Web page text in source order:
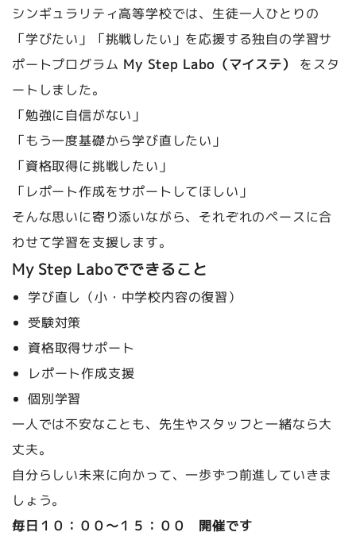
シンギュラリティ高等学校では、生徒一人ひとりの
「学びたい」「挑戦したい」を応援する独自の学習サ
ポートプログラム My Step Labo（マイステ） をスタ
ートしました。
「勉強に自信がない」
「もう一度基礎から学び直したい」
「資格取得に挑戦したい」
「レポート作成をサポートしてほしい」
そんな思いに寄り添いながら、それぞれのペースに合
わせて学習を支援します。
My Step Laboでできること
学び直し（小・中学校内容の復習）
受験対策
資格取得サポート
レポート作成支援
個別学習
一人では不安なことも、先生やスタッフと一緒なら大
丈夫。
自分らしい未来に向かって、一歩ずつ前進していきま
しょう。
毎日１０：００～１５：００ 開催です